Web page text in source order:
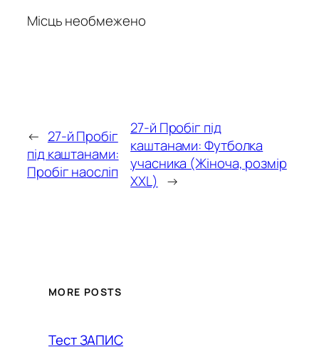
Місць необмежено
← 27-й Пробіг
під каштанами:
Пробіг наосліп
27-й Пробіг під
каштанами: Футболка
учасника (Жіноча, розмір
XXL) →
MORE POSTS
Тест ЗАПИС